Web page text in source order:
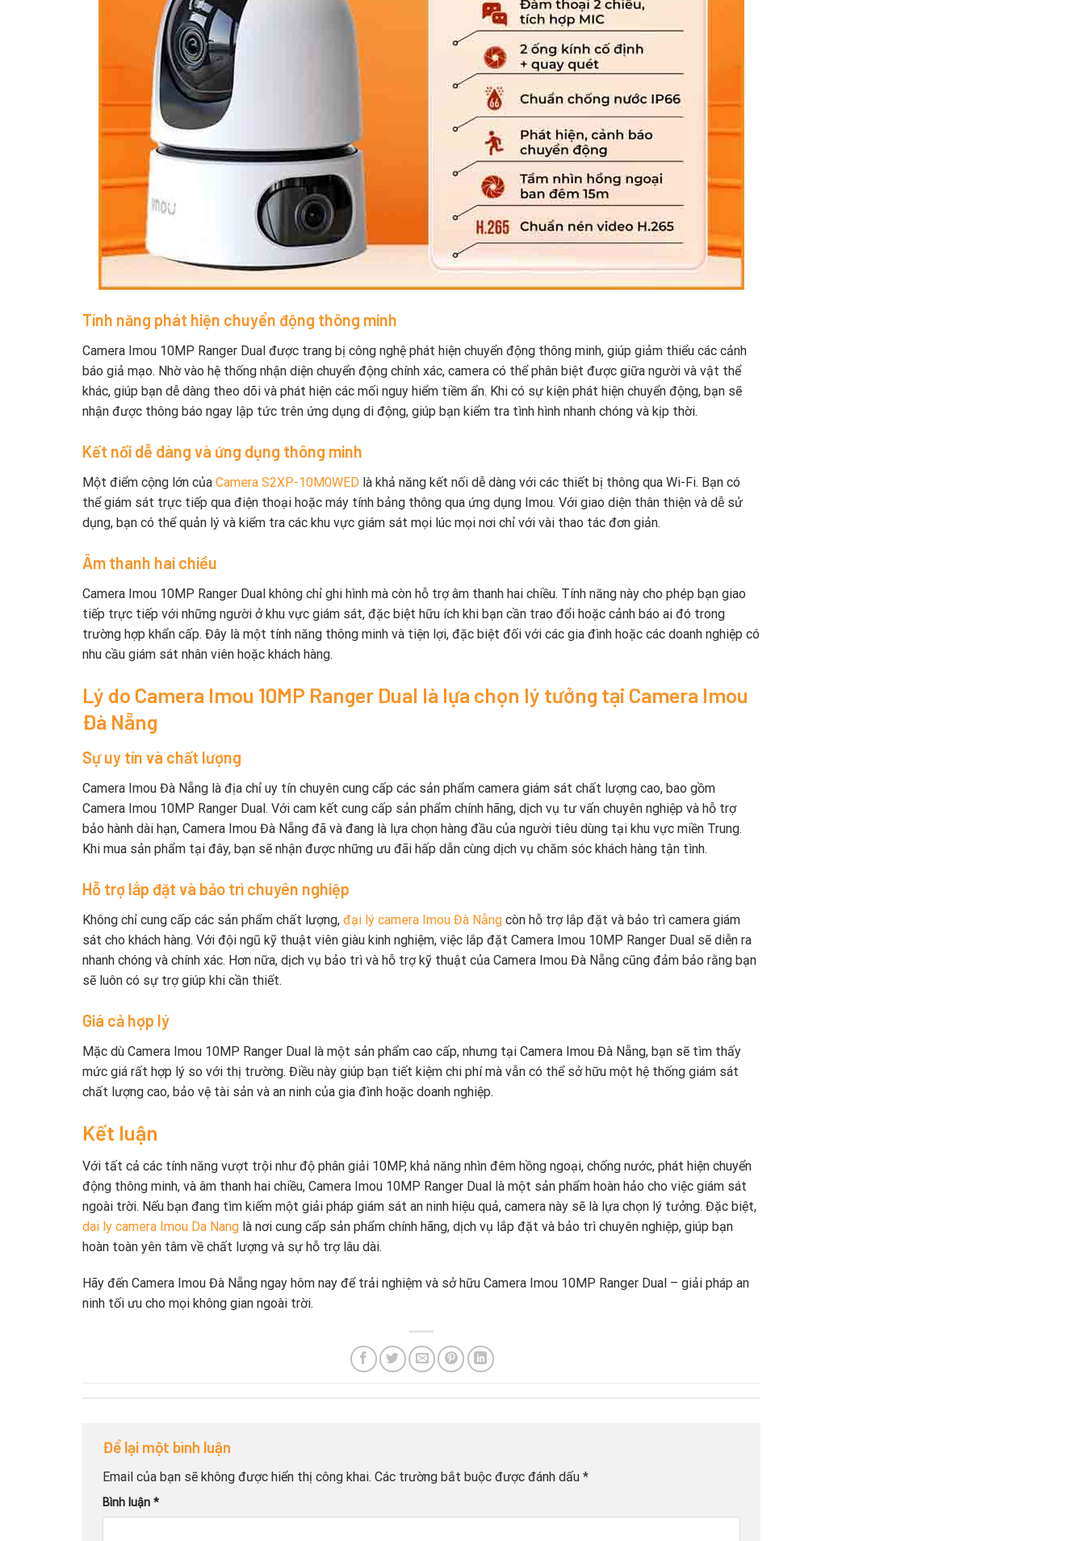
Tính năng phát hiện chuyển động thông minh
Camera Imou 10MP Ranger Dual được trang bị công nghệ phát hiện chuyển động thông minh, giúp giảm thiểu các cảnh
báo giả mạo. Nhờ vào hệ thống nhận diện chuyển động chính xác, camera có thể phân biệt được giữa người và vật thể
khác, giúp bạn dễ dàng theo dõi và phát hiện các mối nguy hiểm tiềm ẩn. Khi có sự kiện phát hiện chuyển động, bạn sẽ
nhận được thông báo ngay lập tức trên ứng dụng di động, giúp bạn kiểm tra tình hình nhanh chóng và kịp thời.
Kết nối dễ dàng và ứng dụng thông minh
Một điểm cộng lớn của Camera S2XP-10M0WED là khả năng kết nối dễ dàng với các thiết bị thông qua Wi-Fi. Bạn có
thể giám sát trực tiếp qua điện thoại hoặc máy tính bảng thông qua ứng dụng Imou. Với giao diện thân thiện và dễ sử
dụng, bạn có thể quản lý và kiểm tra các khu vực giám sát mọi lúc mọi nơi chỉ với vài thao tác đơn giản.
Âm thanh hai chiều
Camera Imou 10MP Ranger Dual không chỉ ghi hình mà còn hỗ trợ âm thanh hai chiều. Tính năng này cho phép bạn giao
tiếp trực tiếp với những người ở khu vực giám sát, đặc biệt hữu ích khi bạn cần trao đổi hoặc cảnh báo ai đó trong
trường hợp khẩn cấp. Đây là một tính năng thông minh và tiện lợi, đặc biệt đối với các gia đình hoặc các doanh nghiệp có
nhu cầu giám sát nhân viên hoặc khách hàng.
Lý do Camera Imou 10MP Ranger Dual là lựa chọn lý tưởng tại Camera Imou
Đà Nẵng
Sự uy tín và chất lượng
Camera Imou Đà Nẵng là địa chỉ uy tín chuyên cung cấp các sản phẩm camera giám sát chất lượng cao, bao gồm
Camera Imou 10MP Ranger Dual. Với cam kết cung cấp sản phẩm chính hãng, dịch vụ tư vấn chuyên nghiệp và hỗ trợ
bảo hành dài hạn, Camera Imou Đà Nẵng đã và đang là lựa chọn hàng đầu của người tiêu dùng tại khu vực miền Trung.
Khi mua sản phẩm tại đây, bạn sẽ nhận được những ưu đãi hấp dẫn cùng dịch vụ chăm sóc khách hàng tận tình.
Hỗ trợ lắp đặt và bảo trì chuyên nghiệp
Không chỉ cung cấp các sản phẩm chất lượng, đại lý camera Imou Đà Nẵng còn hỗ trợ lắp đặt và bảo trì camera giám
sát cho khách hàng. Với đội ngũ kỹ thuật viên giàu kinh nghiệm, việc lắp đặt Camera Imou 10MP Ranger Dual sẽ diễn ra
nhanh chóng và chính xác. Hơn nữa, dịch vụ bảo trì và hỗ trợ kỹ thuật của Camera Imou Đà Nẵng cũng đảm bảo rằng bạn
sẽ luôn có sự trợ giúp khi cần thiết.
Giá cả hợp lý
Mặc dù Camera Imou 10MP Ranger Dual là một sản phẩm cao cấp, nhưng tại Camera Imou Đà Nẵng, bạn sẽ tìm thấy
mức giá rất hợp lý so với thị trường. Điều này giúp bạn tiết kiệm chi phí mà vẫn có thể sở hữu một hệ thống giám sát
chất lượng cao, bảo vệ tài sản và an ninh của gia đình hoặc doanh nghiệp.
Kết luận
Với tất cả các tính năng vượt trội như độ phân giải 10MP, khả năng nhìn đêm hồng ngoại, chống nước, phát hiện chuyển
động thông minh, và âm thanh hai chiều, Camera Imou 10MP Ranger Dual là một sản phẩm hoàn hảo cho việc giám sát
ngoài trời. Nếu bạn đang tìm kiếm một giải pháp giám sát an ninh hiệu quả, camera này sẽ là lựa chọn lý tưởng. Đặc biệt,
dai ly camera Imou Da Nang là nơi cung cấp sản phẩm chính hãng, dịch vụ lắp đặt và bảo trì chuyên nghiệp, giúp bạn
hoàn toàn yên tâm về chất lượng và sự hỗ trợ lâu dài.
Hãy đến Camera Imou Đà Nẵng ngay hôm nay để trải nghiệm và sở hữu Camera Imou 10MP Ranger Dual – giải pháp an
ninh tối ưu cho mọi không gian ngoài trời.
Để lại một bình luận
Email của bạn sẽ không được hiển thị công khai. Các trường bắt buộc được đánh dấu *
Bình luận *